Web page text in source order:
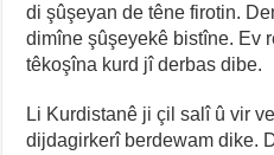
di şûşeyan de têne firotin.
dimîne şûşeyekê bistîne. Ev
têkoşîna kurd jî derbas dibe.
Li Kurdistanê ji çil salî û vir
dijdagirkerî berdewam dike.